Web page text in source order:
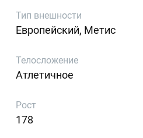
Тип внешности
Европейский, Метис
Телосложение
Атлетичное
Рост
178